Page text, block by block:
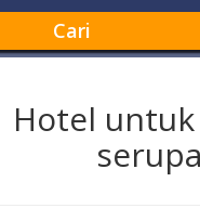
Cari
Hotel untuk
serupa